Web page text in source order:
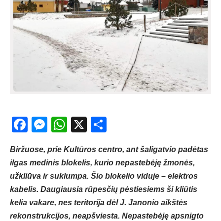
Facebook
Messenger
WhatsApp
X
Biržuose, prie Kultūros centro, ant šaligatvio padėtas
ilgas medinis blokelis, kurio nepastebėję žmonės,
užkliūva ir suklumpa. Šio blokelio viduje – elektros
kabelis. Daugiausia rūpesčių pėstiesiems ši kliūtis
kelia vakare, nes teritorija dėl J. Janonio aikštės
rekonstrukcijos, neapšviesta. Nepastebėję apsnigto